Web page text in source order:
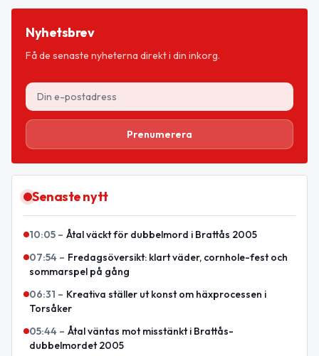
Nyhetsbrev
Få de senaste nyheterna direkt i din inkorg.
Prenumerera
Senaste nytt
10:05 – Åtal väckt för dubbelmord i Brattås 2005
07:54 – Fredagsöversikt: klart väder, cornhole-fest och
sommarspel på gång
06:31 – Kreativa ställer ut konst om häxprocessen i
Torsåker
05:44 – Åtal väntas mot misstänkt i Brattås-
dubbelmordet 2005